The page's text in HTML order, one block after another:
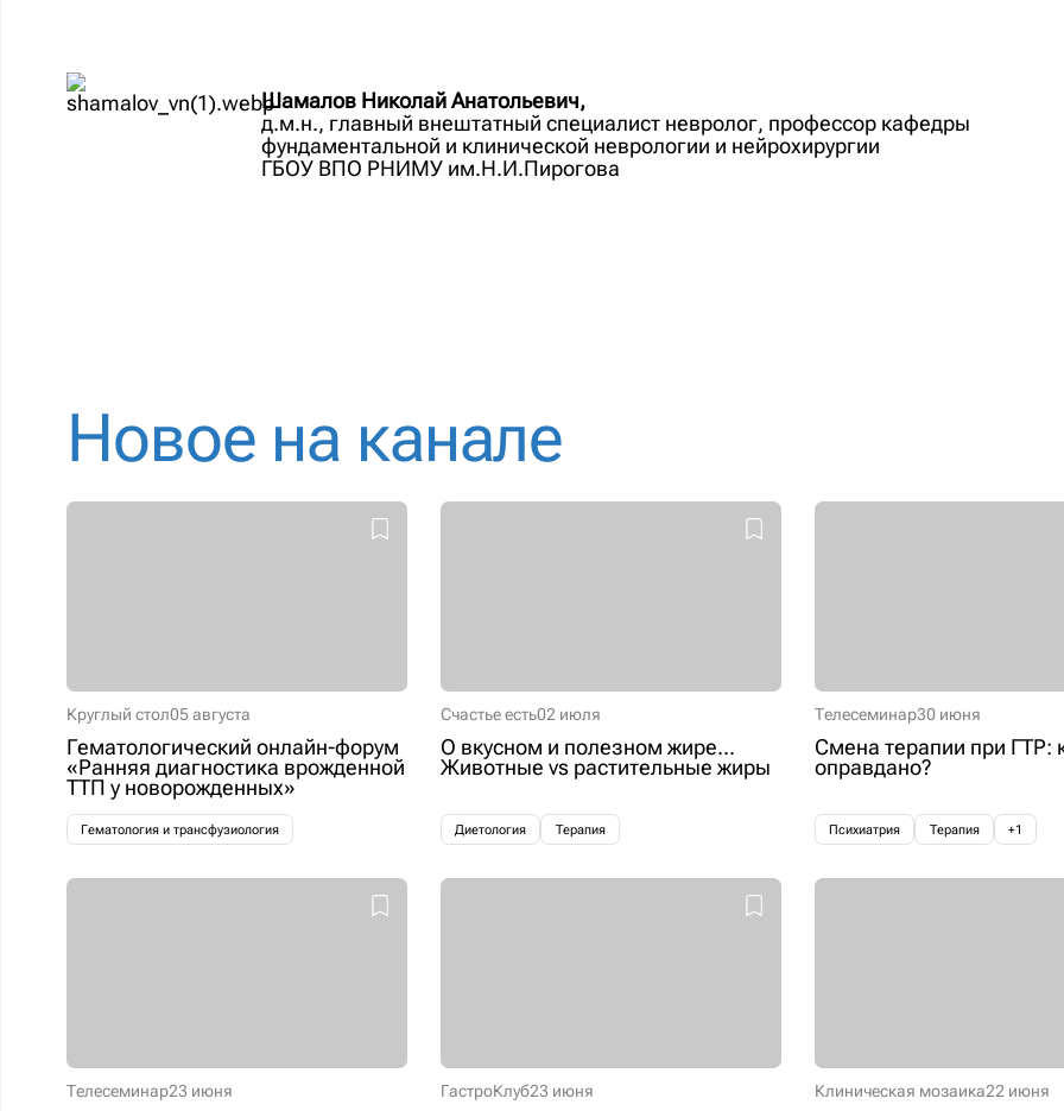
Шамалов Николай Анатольевич,
д.м.н., главный внештатный специалист невролог, профессор кафедры
фундаментальной и клинической неврологии и нейрохирургии
ГБОУ ВПО РНИМУ им.Н.И.Пирогова
Новое на канале
Круглый стол05 августа
Гематологический онлайн-форум
«Ранняя диагностика врожденной
ТТП у новорожденных»
Гематология и трансфузиология
Счастье есть02 июля
О вкусном и полезном жире...
Животные vs растительные жиры
Диетология Терапия
Телесеминар30 июня
Смена терапии при ГТР:
оправдано?
Психиатрия Терапия +1
Телесеминар23 июня ГастроКлуб23 июня Клиническая мозаика22 июня